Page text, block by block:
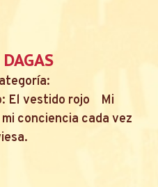
El vestido rojo Mi
conciencia cada vez